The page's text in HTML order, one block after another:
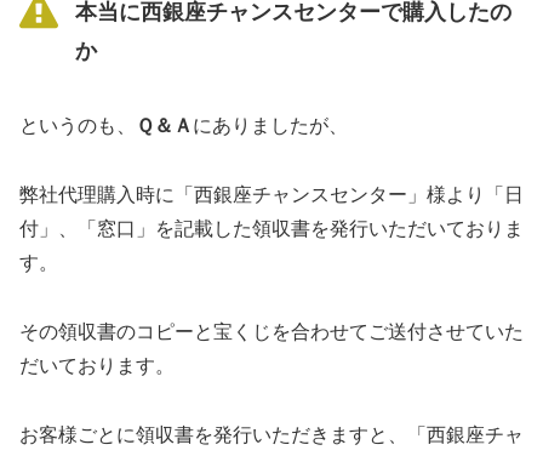
本当に西銀座チャンスセンターで購入したの
か
というのも、 Ｑ＆Ａ にありましたが、
弊社代理購入時に「西銀座チャンスセンター」様より「日
付」、「窓口」を記載した領収書を発行いただいておりま
す。
その領収書のコピーと宝くじを合わせてご送付させていた
だいております。
お客様ごとに領収書を発行いただきますと、「西銀座チャ